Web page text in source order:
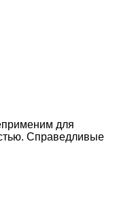
для
Справедливые